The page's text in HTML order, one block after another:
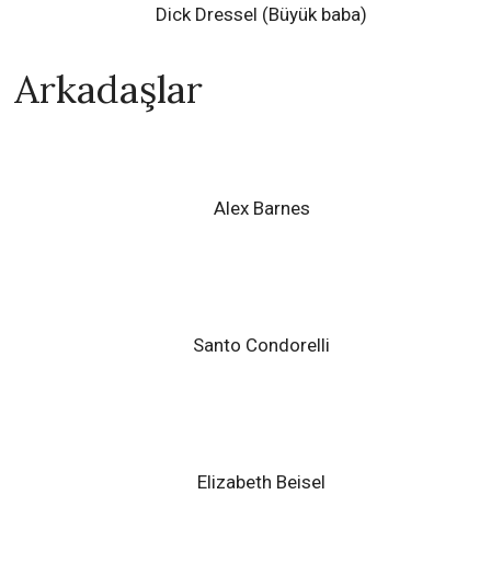
Dick Dressel (Büyük baba)
Arkadaşlar
Alex Barnes
Santo Condorelli
Elizabeth Beisel